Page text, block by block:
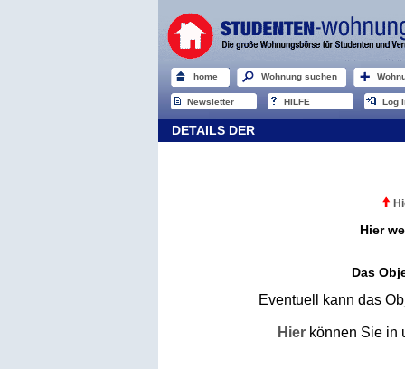
home Wohnung suchen
Newsletter HILFE Log
DETAILS DER
Hier
Das
Eventuell kann das
Hier können Sie in